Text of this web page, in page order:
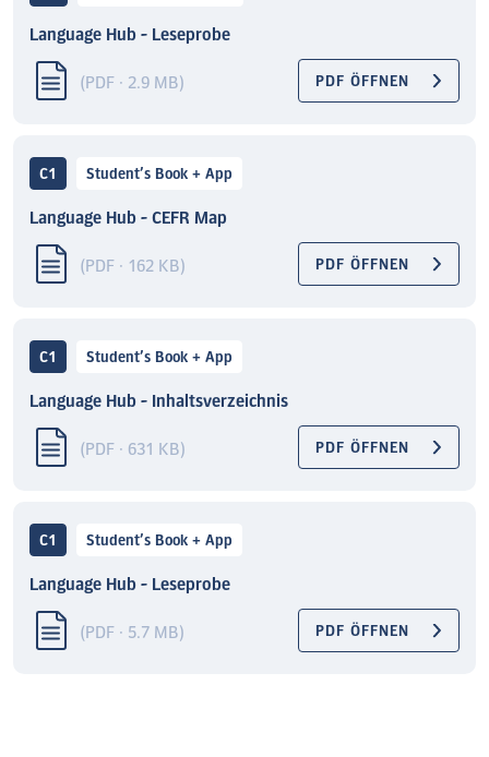
Language Hub - Leseprobe
(PDF · 2.9 MB) PDF ÖFFNEN
C1 Student’s Book + App
Language Hub - CEFR Map
(PDF · 162 KB) PDF ÖFFNEN
C1 Student’s Book + App
Language Hub - Inhaltsverzeichnis
(PDF · 631 KB) PDF ÖFFNEN
C1 Student’s Book + App
Language Hub - Leseprobe
(PDF · 5.7 MB) PDF ÖFFNEN